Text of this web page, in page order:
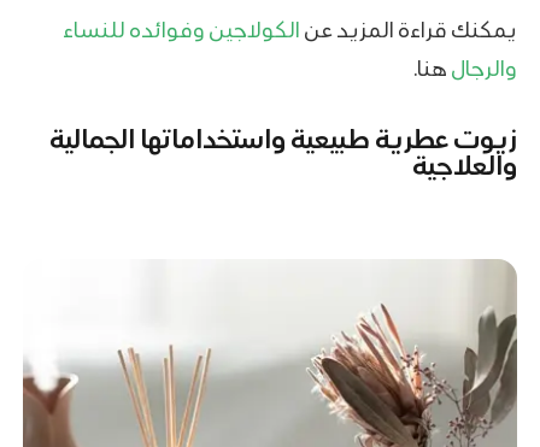
يمكنك قراءة المزيد عن الكولاجين وفوائده للنساء
والرجال هنا.
زيوت عطرية طبيعية واستخداماتها الجمالية
والعلاجية